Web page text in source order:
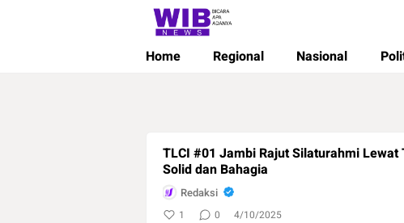
Wibnews
Waktu Indonesia Bicara
Home Regional Nasional
TLCI #01 Jambi Rajut Silaturahmi
Solid dan Bahagia
Redaksi
1 0 4/10/2025